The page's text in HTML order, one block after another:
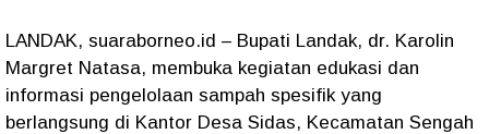
LANDAK, suaraborneo.id – Bupati Landak, dr. Karolin
Margret Natasa, membuka kegiatan edukasi dan
informasi pengelolaan sampah spesifik yang
berlangsung di Kantor Desa Sidas, Kecamatan Sengah